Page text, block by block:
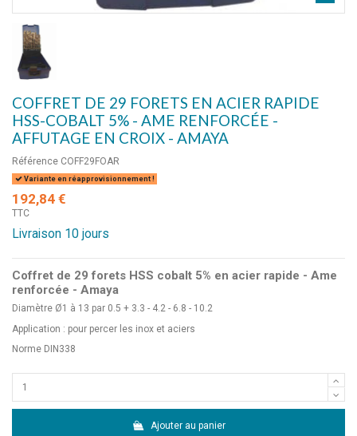
COFFRET DE 29 FORETS EN ACIER RAPIDE
HSS-COBALT 5% - AME RENFORCÉE -
AFFUTAGE EN CROIX - AMAYA
Référence COFF29FOAR
Variante en réapprovisionnement !
192,84 €
TTC
Livraison 10 jours
Coffret de 29 forets HSS cobalt 5% en acier rapide - Ame
renforcée - Amaya
Diamètre Ø1 à 13 par 0.5 + 3.3 - 4.2 - 6.8 - 10.2
Application : pour percer les inox et aciers
Norme DIN338
Ajouter au panier